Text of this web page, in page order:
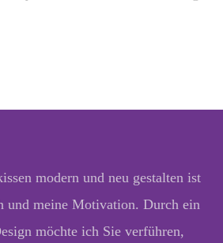
modern und neu gestalten ist
und meine Motivation. Durch ein
möchte ich Sie verführen,